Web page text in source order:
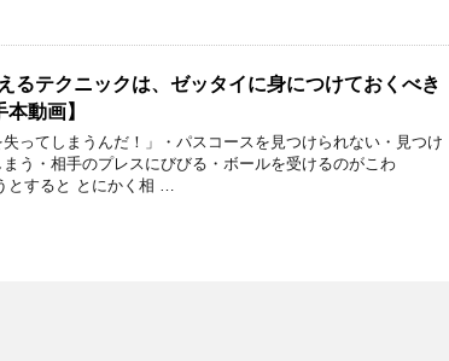
るテクニックは、ゼッタイに身につけておくべき
動画】
失ってしまうんだ！」・パスコースを見つけられない・見つけ
う・相手のプレスにびびる・ボールを受けるのがこわ
とすると とにかく相 …